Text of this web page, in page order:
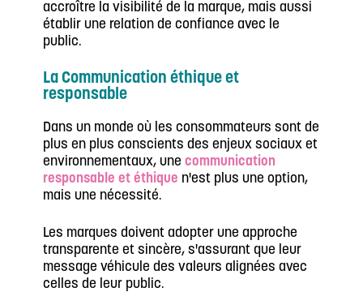
accroître la visibilité de la marque, mais aussi
établir une relation de confiance avec le
public.
La Communication éthique et
responsable
Dans un monde où les consommateurs sont de
plus en plus conscients des enjeux sociaux et
environnementaux, une communication
responsable et éthique n'est plus une option,
mais une nécessité.
Les marques doivent adopter une approche
transparente et sincère, s'assurant que leur
message véhicule des valeurs alignées avec
celles de leur public.